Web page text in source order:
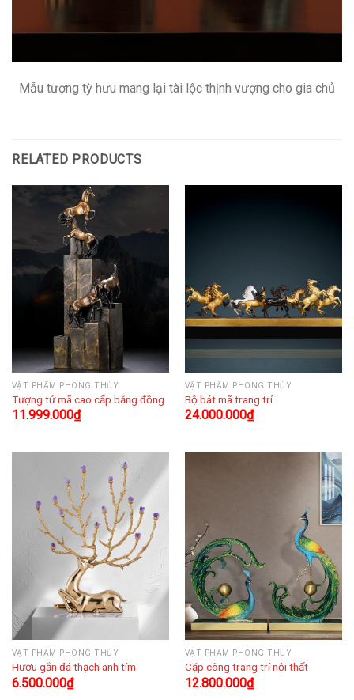
Mẫu tượng tỳ hưu mang lại tài lộc thịnh vượng cho gia chủ
RELATED PRODUCTS
VẬT PHẨM PHONG THỦY
Tượng tứ mã cao cấp bằng đồng
11.999.000₫
VẬT PHẨM PHONG THỦY
Bộ bát mã trang trí
24.000.000₫
VẬT PHẨM PHONG THỦY
Hươu gắn đá thạch anh tím
6.500.000₫
VẬT PHẨM PHONG THỦY
Cặp công trang trí nội thất
12.800.000₫